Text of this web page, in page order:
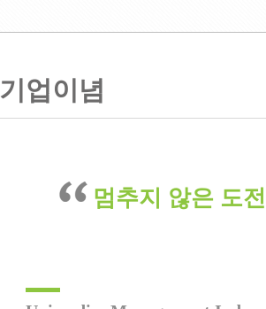
기업이념
멈추지 않은 도전